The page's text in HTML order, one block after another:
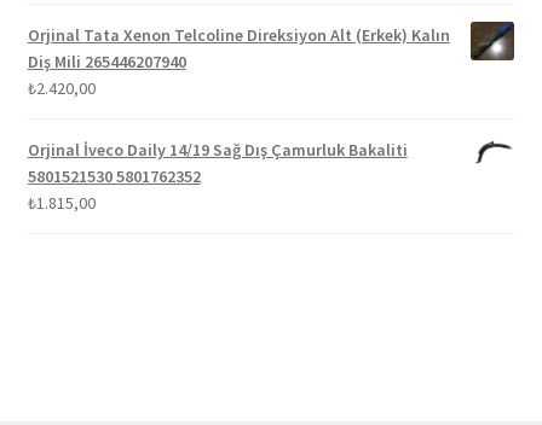
Orjinal Tata Xenon Telcoline Direksiyon Alt (Erkek) Kalın
Diş Mili 265446207940
₺2.420,00
Orjinal İveco Daily 14/19 Sağ Dış Çamurluk Bakaliti
5801521530 5801762352
₺1.815,00